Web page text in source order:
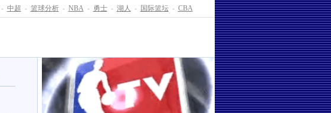
- 中超 - 篮球分析 - NBA - 勇士 - 湖人 - 国际篮坛 - CBA